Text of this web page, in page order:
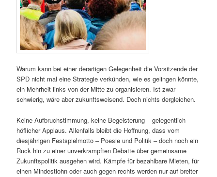
Warum kann bei einer derartigen Gelegenheit die Vorsitzende der
SPD nicht mal eine Strategie verkünden, wie es gelingen könnte,
ein Mehrheit links von der Mitte zu organisieren. Ist zwar
schwierig, wäre aber zukunftsweisend. Doch nichts dergleichen.
Keine Aufbruchstimmung, keine Begeisterung – gelegentlich
höflicher Applaus. Allenfalls bleibt die Hoffnung, dass vom
diesjährigen Festspielmotto – Poesie und Politik – doch noch ein
Ruck hin zu einer unverkrampften Debatte über gemeinsame
Zukunftspolitik ausgehen wird. Kämpfe für bezahlbare Mieten, für
einen Mindestlohn oder auch gegen rechts werden nur auf breiter